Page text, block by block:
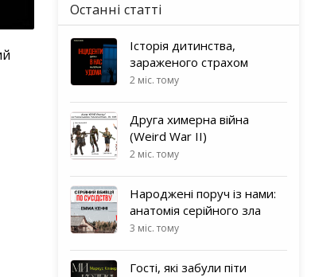
Останні статті
Історія дитинства,
зараженого страхом
2 міс. тому
Друга химерна війна
(Weird War II)
2 міс. тому
Народжені поруч із нами:
анатомія серійного зла
3 міс. тому
Гості, які забули піти